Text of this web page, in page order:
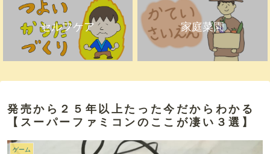
セルフケア 家庭菜園
発売から２５年以上たった今だからわかる
【スーパーファミコンのここが凄い３選】
ゲーム